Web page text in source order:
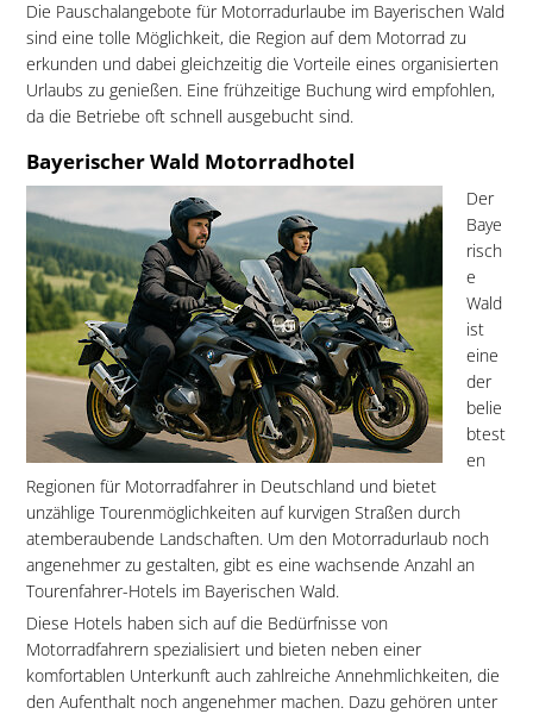
Die Pauschalangebote für Motorradurlaube im Bayerischen Wald
sind eine tolle Möglichkeit, die Region auf dem Motorrad zu
erkunden und dabei gleichzeitig die Vorteile eines organisierten
Urlaubs zu genießen. Eine frühzeitige Buchung wird empfohlen,
da die Betriebe oft schnell ausgebucht sind.
Bayerischer Wald Motorradhotel
Der
Baye
risch
e
Wald
ist
eine
der
belie
btest
en
Regionen für Motorradfahrer in Deutschland und bietet
unzählige Tourenmöglichkeiten auf kurvigen Straßen durch
atemberaubende Landschaften. Um den Motorradurlaub noch
angenehmer zu gestalten, gibt es eine wachsende Anzahl an
Tourenfahrer-Hotels im Bayerischen Wald.
Diese Hotels haben sich auf die Bedürfnisse von
Motorradfahrern spezialisiert und bieten neben einer
komfortablen Unterkunft auch zahlreiche Annehmlichkeiten, die
den Aufenthalt noch angenehmer machen. Dazu gehören unter